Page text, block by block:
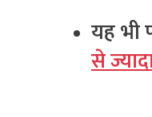
यह भी
से